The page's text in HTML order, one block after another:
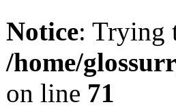
Notice: Trying
/home/
on line 71